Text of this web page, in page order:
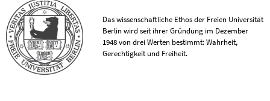
Das wissenschaftliche Ethos der Freien Universität
Berlin wird seit ihrer Gründung im Dezember
1948 von drei Werten bestimmt: Wahrheit,
Gerechtigkeit und Freiheit.